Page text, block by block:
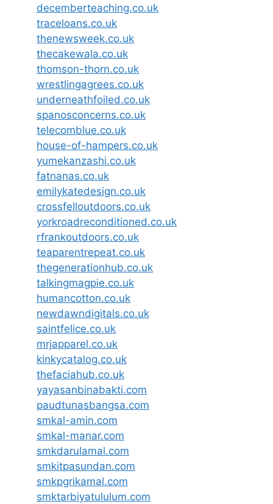
decemberteaching.co.uk
traceloans.co.uk
thenewsweek.co.uk
thecakewala.co.uk
thomson-thorn.co.uk
wrestlingagrees.co.uk
underneathfoiled.co.uk
spanosconcerns.co.uk
telecomblue.co.uk
house-of-hampers.co.uk
yumekanzashi.co.uk
fatnanas.co.uk
emilykatedesign.co.uk
crossfelloutdoors.co.uk
yorkroadreconditioned.co.uk
rfrankoutdoors.co.uk
teaparentrepeat.co.uk
thegenerationhub.co.uk
talkingmagpie.co.uk
humancotton.co.uk
newdawndigitals.co.uk
saintfelice.co.uk
mrjapparel.co.uk
kinkycatalog.co.uk
thefaciahub.co.uk
yayasanbinabakti.com
paudtunasbangsa.com
smkal-amin.com
smkal-manar.com
smkdarulamal.com
smkitpasundan.com
smkpgrikamal.com
smktarbiyatululum.com